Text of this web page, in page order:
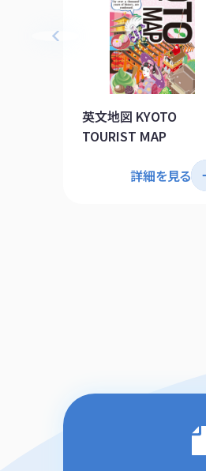
英文地図 KYOTO
TOURIST MAP
詳細を見る